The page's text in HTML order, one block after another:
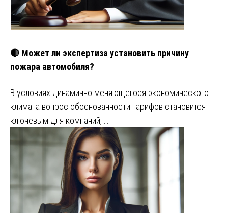
🔴 Может ли экспертиза установить причину
пожара автомобиля?
В условиях динамично меняющегося экономического
климата вопрос обоснованности тарифов становится
ключевым для компаний, …